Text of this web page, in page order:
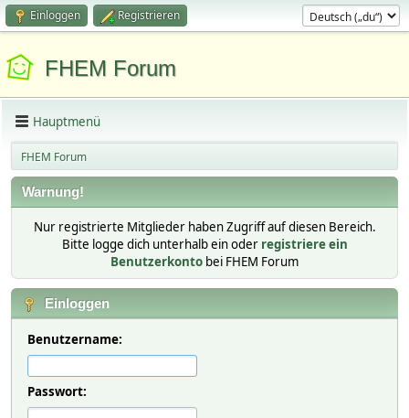
Einloggen Registrieren
FHEM Forum
Hauptmenü
FHEM Forum
Warnung!
Nur registrierte Mitglieder haben Zugriff auf diesen Bereich.
Bitte logge dich unterhalb ein oder registriere ein
Benutzerkonto bei FHEM Forum
Einloggen
Benutzername:
Passwort: